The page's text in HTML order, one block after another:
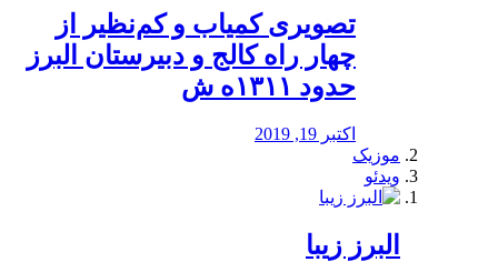
️تصویری کمیاب و کم‌نظیر از
چهار راه كالج و دبيرستان البرز
حدود ۱۳۱۱ه ش
اکتبر 19, 2019
موزیک
ویدئو
البرز زیبا